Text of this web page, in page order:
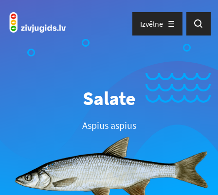
Izvēlne
Salate
Aspius aspius